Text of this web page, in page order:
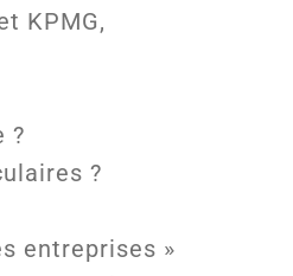
KPMG,
?
?
entreprises »